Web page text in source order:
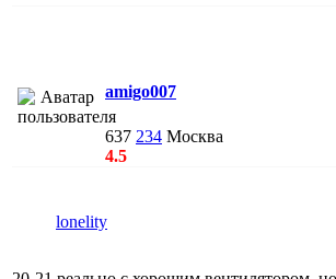
amigo007
637 234 Москва
4.5
lonelity